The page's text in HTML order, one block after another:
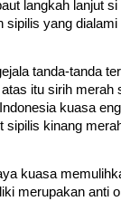
langkah lanjut
sipilis yang
tanda-tanda
itu sirih merah
kuasa
sipilis kinang
kuasa
merupakan anti